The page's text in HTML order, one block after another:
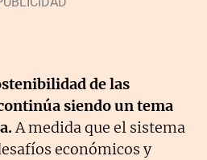
de las
siendo un tema
A medida que el sistema
económicos y